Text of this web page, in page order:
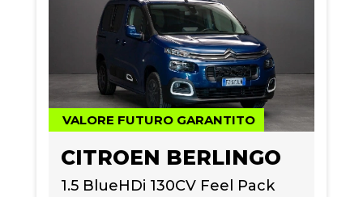
VALORE FUTURO GARANTITO
CITROEN BERLINGO
1.5 BlueHDi 130CV Feel Pack